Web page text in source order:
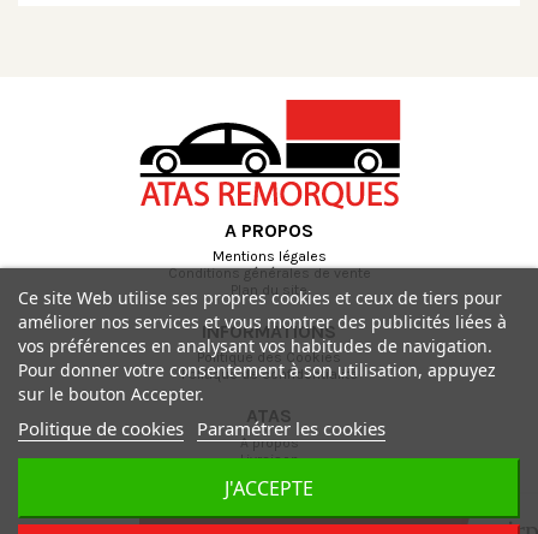
A PROPOS
Mentions légales
Conditions générales de vente
Plan du site
INFORMATIONS
Politique des Cookies
Politique de confidentialité
ATAS
A propos
Livraison
Contactez-nous
Ce site Web utilise ses propres cookies et ceux de tiers pour
améliorer nos services et vous montrer des publicités liées à
vos préférences en analysant vos habitudes de navigation.
Pour donner votre consentement à son utilisation, appuyez
sur le bouton Accepter.
Politique de cookies Paramétrer les cookies
J'ACCEPTE